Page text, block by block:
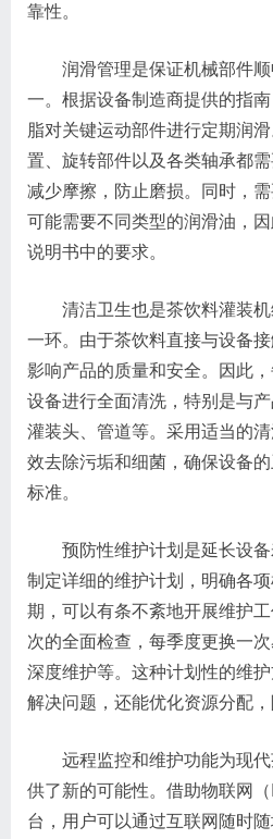
靠性。
润滑管理是保证机械部件
一。根据设备制造商提供的指
脂对关键运动部件进行定期润
置、旋转部件以及各类轴承都
减少摩擦，防止磨损。同时，
可能需要不同类型的润滑油，
说明书中的要求。
清洁卫生也是茶饮料灌装
一环。由于茶饮料直接与设备
影响产品的质量和安全。因此
设备进行全面清洗，特别是与
灌装头、管道等。采用适当的
效去除污垢和细菌，确保设备
标准。
预防性维护计划是延长设
制定详细的维护计划，明确各
期，可以有条不紊地开展维护
次的全面检查，每季度更换一
深度维护等。这种计划性的维
解决问题，还能优化资源分配，
远程监控和维护功能为现
供了新的可能性。借助物联网
台，用户可以通过互联网随时